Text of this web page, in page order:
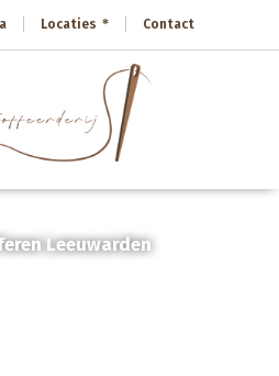
Locaties Contact
Leeuwarden